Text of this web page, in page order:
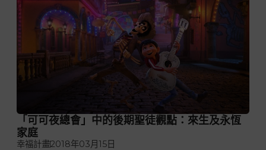
「可可夜總會」中的後期聖徒觀點：來生及永恆
家庭
幸福計畫2018年03月15日